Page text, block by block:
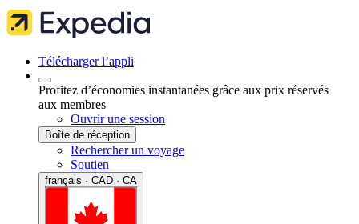
Télécharger l’appli
Profitez d’économies instantanées grâce aux prix réservés
aux membres
Ouvrir une session
Boîte de réception
Rechercher un voyage
Soutien
français · CAD · CA